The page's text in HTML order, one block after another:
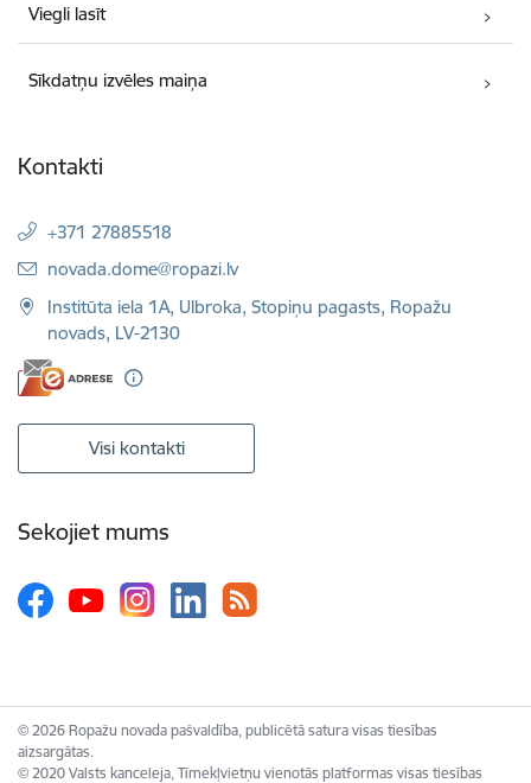
Viegli lasīt
Sīkdatņu izvēles maiņa
Kontakti
+371 27885518
E-pasts:
novada.dome@ropazi.lv
Institūta iela 1A, Ulbroka, Stopiņu pagasts, Ropažu
novads, LV-2130
Visi kontakti
Sekojiet mums
© 2026 Ropažu novada pašvaldība, publicētā satura visas tiesības
aizsargātas.
© 2020 Valsts kanceleja, Tīmekļvietņu vienotās platformas visas tiesības